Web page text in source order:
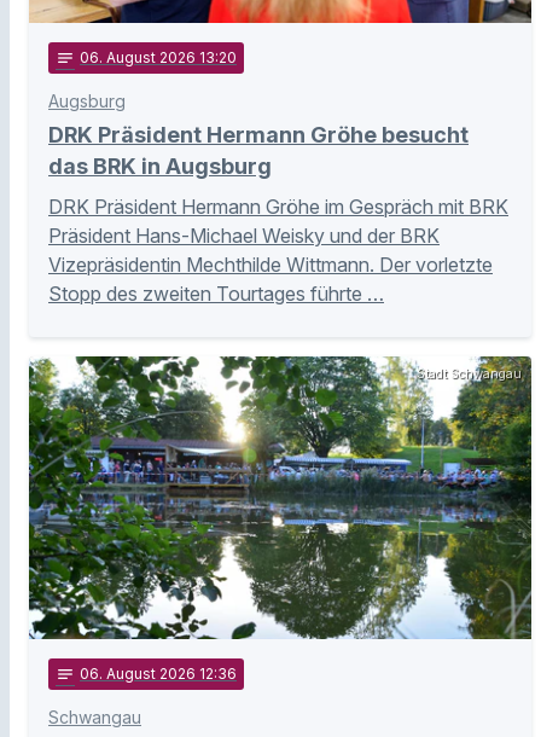
notes 06. August 2026 13:20
Augsburg
DRK Präsident Hermann Gröhe besucht
das BRK in Augsburg
DRK Präsident Hermann Gröhe im Gespräch mit BRK
Präsident Hans-Michael Weisky und der BRK
Vizepräsidentin Mechthilde Wittmann. Der vorletzte
Stopp des zweiten Tourtages führte …
Stadt Schwangau
notes 06. August 2026 12:36
Schwangau